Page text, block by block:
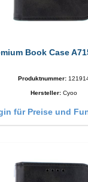
Book Case
Produktnummer:
Hersteller: Cyoo
für Preise und